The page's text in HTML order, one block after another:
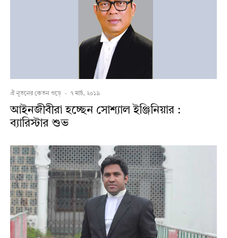
ঐ নূতনের কেতন ওড়ে · ৭ মার্চ, ২০১৯
আইনজীবীরা হচ্ছেন সোশ্যাল ইঞ্জিনিয়ার :
ব্যারিস্টার শুভ